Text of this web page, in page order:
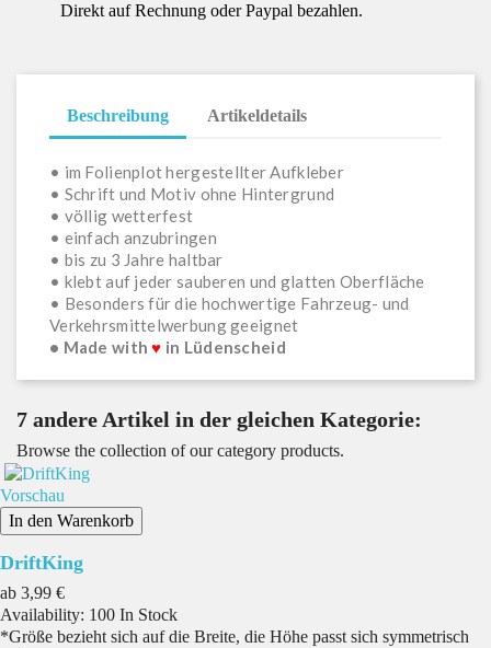
Direkt auf Rechnung oder Paypal bezahlen.
Beschreibung Artikeldetails
• im Folienplot hergestellter Aufkleber
• Schrift und Motiv ohne Hintergrund
• völlig wetterfest
• einfach anzubringen
• bis zu 3 Jahre haltbar
• klebt auf jeder sauberen und glatten Oberfläche
• Besonders für die hochwertige Fahrzeug- und
Verkehrsmittelwerbung geeignet
• Made with♥ in Lüdenscheid
7 andere Artikel in der gleichen Kategorie:
Browse the collection of our category products.
Vorschau
In den Warenkorb
DriftKing
ab Preis
3,99 €
Availability: 100 In Stock
*Größe bezieht sich auf die Breite, die Höhe passt sich symmetrisch